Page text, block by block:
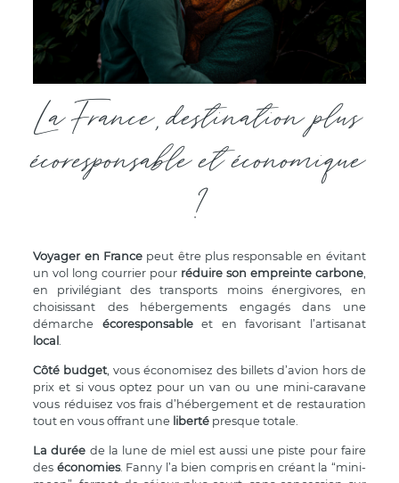
La France, destination plus
écoresponsable et économique
?
Voyager en Francepeut être plus responsable en évitant
un vol long courrier pour réduire son empreinte carbone,
en privilégiant des transports moins énergivores, en
choisissant des hébergements engagés dans une
démarche écoresponsableet en favorisant l’artisanat
local
Côté budget , vous économisez des billets d’avion hors de
prix et si vous optez pour un van ou une mini-caravane
vous réduisez vos frais d’hébergement et de restauration
tout en vous offrant une liberté presque totale.
La durée de la lune de miel est aussi une piste pour faire
des économies. Fanny l’a bien compris en créant la “mini-